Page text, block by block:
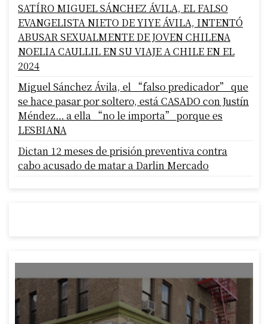
SATÍRO MIGUEL SÁNCHEZ ÁVILA, EL FALSO
EVANGELISTA NIETO DE YIYE ÁVILA, INTENTÓ
ABUSAR SEXUALMENTE DE JOVEN CHILENA
NOELIA CAULLIL EN SU VIAJE A CHILE EN EL
2024
Miguel Sánchez Ávila, el “falso predicador” que
se hace pasar por soltero, está CASADO con Justín
Méndez… a ella “no le importa” porque es
LESBIANA
Dictan 12 meses de prisión preventiva contra
cabo acusado de matar a Darlin Mercado